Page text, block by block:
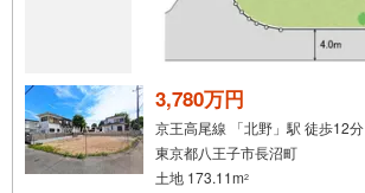
る
・
条
件
3,780万円
京王高尾線 「北野」駅 徒歩12分
東京都八王子市長沼町
土地 173.11m2